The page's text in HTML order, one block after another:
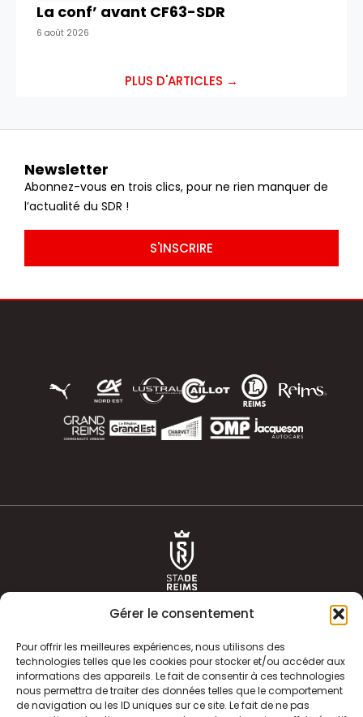
Gérer le consentement
Pour offrir les meilleures expériences, nous utilisons des
technologies telles que les cookies pour stocker et/ou accéder aux
informations des appareils. Le fait de consentir à ces technologies
nous permettra de traiter des données telles que le comportement
de navigation ou les ID uniques sur ce site. Le fait de ne pas
La conf’ avant CF63-SDR
6 août 2026
PLUS D'ARTICLES →
Newsletter
Abonnez-vous en trois clics, pour ne rien manquer de
l’actualité du SDR !
S'INSCRIRE
ACTUALITÉS
CLUB
HISTOIRE
ÉQUIPE PREMIERE